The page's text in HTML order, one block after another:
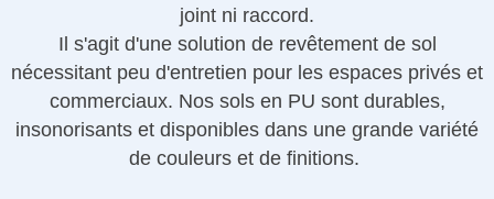
joint ni raccord.
Il s'agit d'une solution de revêtement de sol
nécessitant peu d'entretien pour les espaces privés et
commerciaux. Nos sols en PU sont durables,
insonorisants et disponibles dans une grande variété
de couleurs et de finitions.